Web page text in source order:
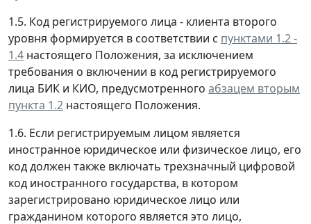
1.5. Код регистрируемого лица - клиента второго
уровня формируется в соответствии с пунктами 1.2 -
1.4 настоящего Положения, за исключением
требования о включении в код регистрируемого
лица БИК и КИО, предусмотренного абзацем вторым
пункта 1.2 настоящего Положения.
1.6. Если регистрируемым лицом является
иностранное юридическое или физическое лицо, его
код должен также включать трехзначный цифровой
код иностранного государства, в котором
зарегистрировано юридическое лицо или
гражданином которого является это лицо,